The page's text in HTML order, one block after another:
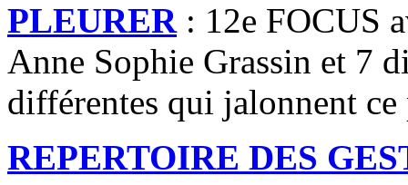
PLEURER: 12e FOCUS
Anne Sophie Grassin et 7
différentes qui jalonnent
REPERTOIRE DES